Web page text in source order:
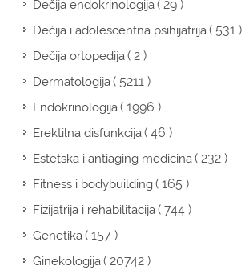
Dečija endokrinologija( 29 )
Dečija i adolescentna psihijatrija( 531 )
Dečija ortopedija( 2 )
Dermatologija( 5211 )
Endokrinologija( 1996 )
Erektilna disfunkcija( 46 )
Estetska i antiaging medicina( 232 )
Fitness i bodybuilding( 165 )
Fizijatrija i rehabilitacija( 744 )
Genetika( 157 )
Ginekologija( 20742 )